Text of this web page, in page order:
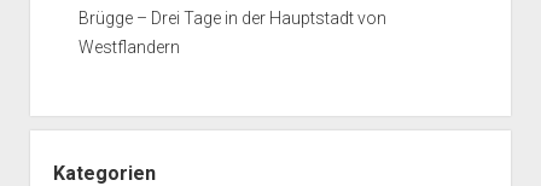
Brügge – Drei Tage in der Hauptstadt von
Westflandern
Kategorien